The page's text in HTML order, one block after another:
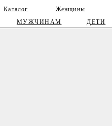
МУЖЧИНАМ ДЕТИ
Каталог Женщины